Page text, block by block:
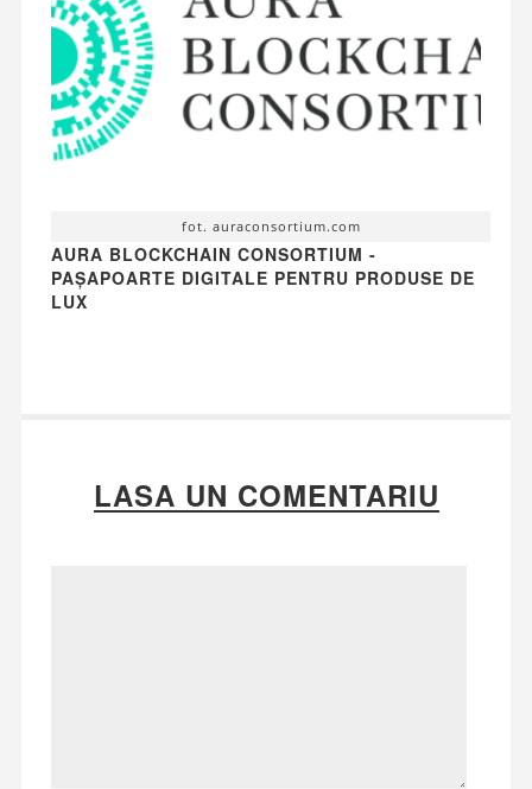
fot. auraconsortium.com
AURA BLOCKCHAIN CONSORTIUM -
PAȘAPOARTE DIGITALE PENTRU PRODUSE DE
LUX
LASA UN COMENTARIU